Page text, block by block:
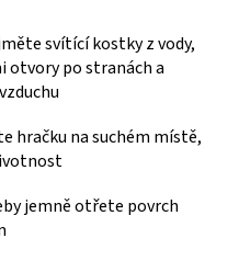
svítící kostky z vody,
otvory po stranách a
hračku na suchém místě,
jemně otřete povrch